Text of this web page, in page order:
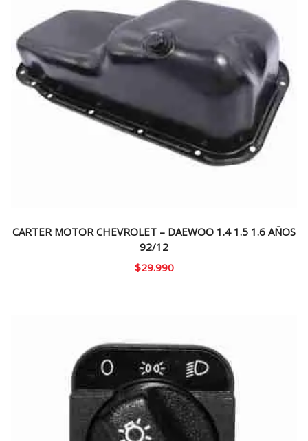
CARTER MOTOR CHEVROLET – DAEWOO 1.4 1.5 1.6 AÑOS
92/12
$29.990